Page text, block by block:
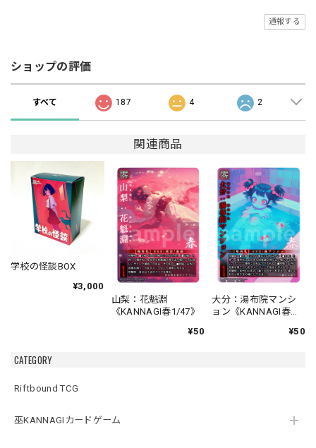
CATEGORY
Riftbound TCG
巫KANNAGIカードゲーム
通報する
ショップの評価
すべて 187 4 2
関連商品
学校の怪談BOX
¥3,000
山梨：花魁淵
《KANNAGI春1/47》
¥50
大分：湯布院マンシ
ョン《KANNAGI春
¥50